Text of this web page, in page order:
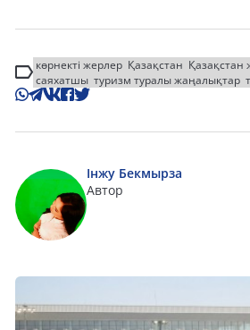
көрнекті жерлер Қазақстан
саяхатшы туризм туралы жаңалықтар
Інжу Бекмырза
Автор